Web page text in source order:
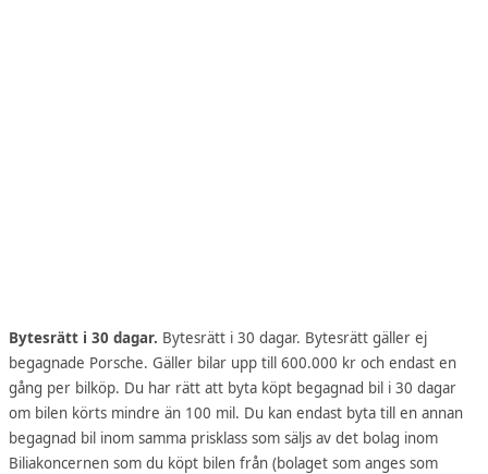
Bytesrätt i 30 dagar. Bytesrätt i 30 dagar. Bytesrätt gäller ej
begagnade Porsche. Gäller bilar upp till 600.000 kr och endast en
gång per bilköp. Du har rätt att byta köpt begagnad bil i 30 dagar
om bilen körts mindre än 100 mil. Du kan endast byta till en annan
begagnad bil inom samma prisklass som säljs av det bolag inom
Biliakoncernen som du köpt bilen från (bolaget som anges som